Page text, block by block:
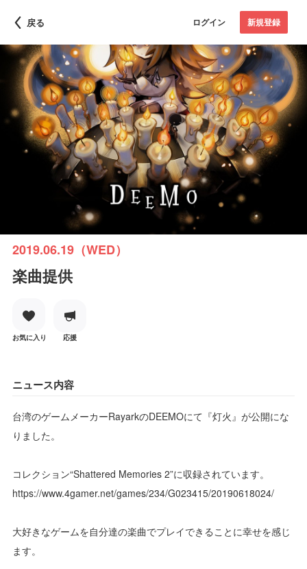
戻る ログイン 新規登録
2019.06.19（WED）
楽曲提供
お気に入り 応援
ニュース内容
台湾のゲームメーカーRayarkのDEEMOにて『灯火』が公開にな
りました。
コレクション“Shattered Memories 2”に収録されています。
https://www.4gamer.net/games/234/G023415/20190618024/
大好きなゲームを自分達の楽曲でプレイできることに幸せを感じ
ます。